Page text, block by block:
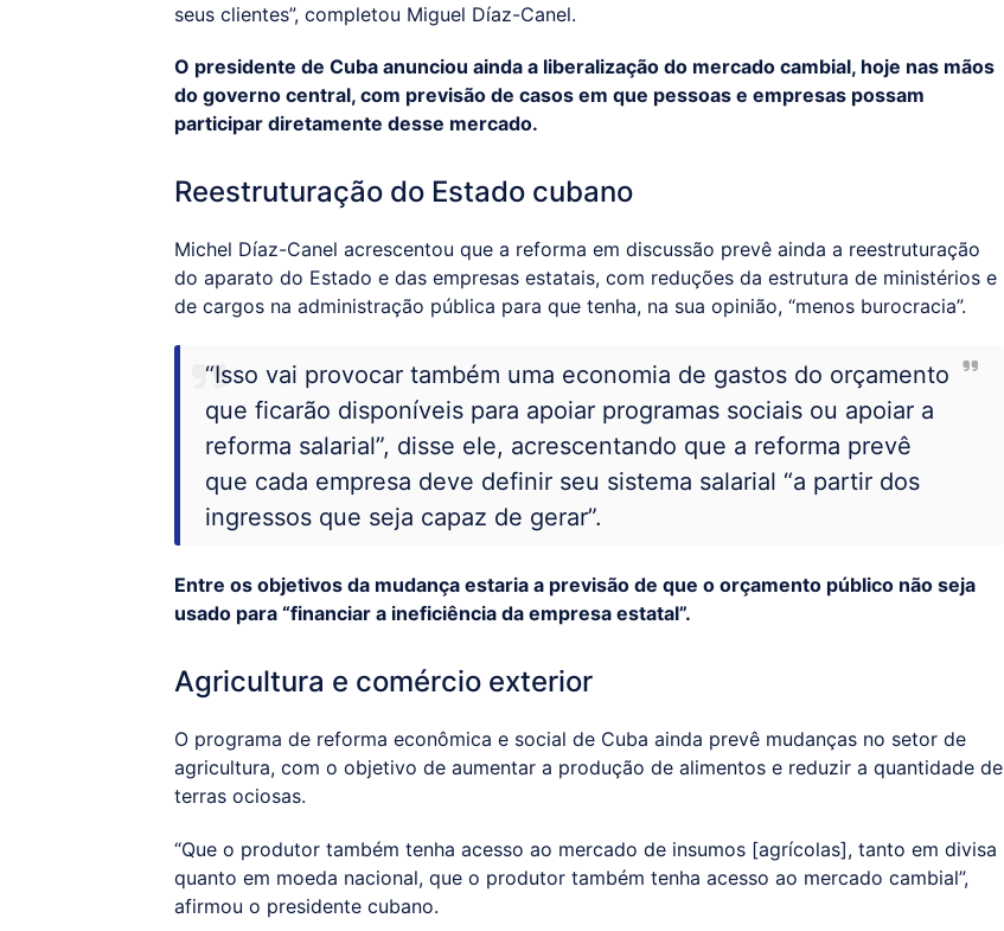
seus clientes”, completou Miguel Díaz-Canel.
O presidente de Cuba anunciou ainda a liberalização do mercado cambial, hoje nas mãos
do governo central, com previsão de casos em que pessoas e empresas possam
participar diretamente desse mercado.
Reestruturação do Estado cubano
Michel Díaz-Canel acrescentou que a reforma em discussão prevê ainda a reestruturação
do aparato do Estado e das empresas estatais, com reduções da estrutura de ministérios e
de cargos na administração pública para que tenha, na sua opinião, “menos burocracia”.
“Isso vai provocar também uma economia de gastos do orçamento
que ficarão disponíveis para apoiar programas sociais ou apoiar a
reforma salarial”, disse ele, acrescentando que a reforma prevê
que cada empresa deve definir seu sistema salarial “a partir dos
ingressos que seja capaz de gerar”.
Entre os objetivos da mudança estaria a previsão de que o orçamento público não seja
usado para “financiar a ineficiência da empresa estatal”.
Agricultura e comércio exterior
O programa de reforma econômica e social de Cuba ainda prevê mudanças no setor de
agricultura, com o objetivo de aumentar a produção de alimentos e reduzir a quantidade de
terras ociosas.
“Que o produtor também tenha acesso ao mercado de insumos [agrícolas], tanto em divisa
quanto em moeda nacional, que o produtor também tenha acesso ao mercado cambial”,
afirmou o presidente cubano.